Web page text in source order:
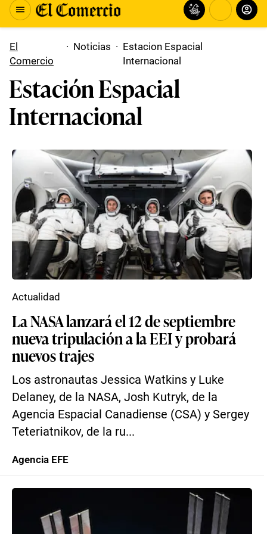
El
Comercio
· Noticias · Estacion Espacial
Internacional
Estación Espacial
Internacional
La NASA lanzará el 12 de septiembre
nueva tripulación a la EEI y probará
nuevos trajes
Los astronautas Jessica Watkins y Luke
Delaney, de la NASA, Josh Kutryk, de la
Agencia Espacial Canadiense (CSA) y Sergey
Teteriatnikov, de la ru...
Actualidad
Agencia EFE